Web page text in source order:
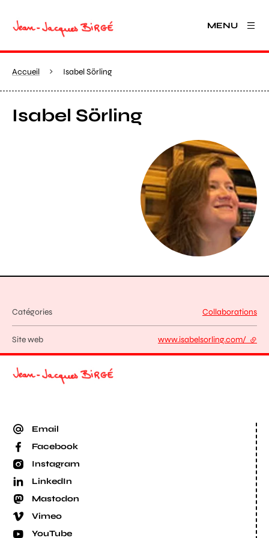
MENU
Accueil Isabel Sörling
Isabel Sörling
Agrandir
Catégories Collaborations
Site web www.isabelsorling.com/ -
Email
Facebook
Instagram
LinkedIn
Mastodon
Vimeo
YouTube